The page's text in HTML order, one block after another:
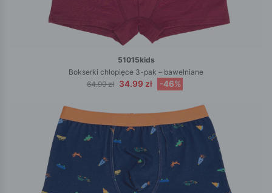
51015kids
Bokserki chłopięce 3-pak – bawełniane
64.99 zł 34.99 zł -46%